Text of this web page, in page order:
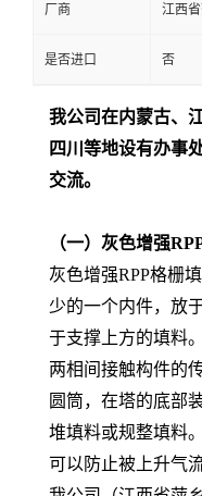
厂商 江西
是否进口 否
我公司在内蒙古、
四川等地设有办事
交流。
（一）灰色增强
灰色增强RPP格栅
少的一个内件，放
于支撑上方的填料
两相间接触构件的
圆筒，在塔的底部
堆填料或规整填料
可以防止被上升气